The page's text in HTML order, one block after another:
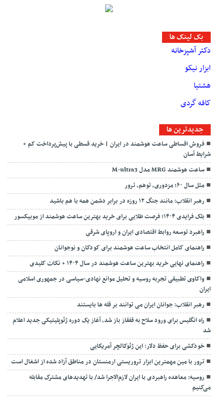
بک لینک ها
دکتر آشپزخانه
ابزار نیکو
هشتیا
کافه گردی
جديدترين ها
فروش اقساطی ساعت هوشمند در ایران | خرید قسطی با پیش‌پرداخت کم +
شرایط آسان
ساعت هوشمند MRG مدل M-ultra3
مثل سال ۶۰؛ مزدوری، توهم، ترور
رهبر انقلاب: مانند جنگ ۱۲ روزه در برابر دشمن همه با هم باشید
بلک فرایدی ۱۴۰۴؛ فرصت طلایی برای خرید بهترین ساعت هوشمند از موبیکسور
راهبرد توسعه روابط اقتصادی ایران و اروپای شرقی
راهنمای کامل انتخاب ساعت هوشمند برای کودکان و نوجوانان
راهنمای نهایی خرید بهترین ساعت هوشمند در سال ۱۴۰۴ + نکات کلیدی
واکاوی تطبیقی تجربه روسیه و تحلیل موانع نهادی-سیاسی در جمهوری اسلامی
ایران
رهبر انقلاب: جوانان ایران می توانند بر قله ها بایستند
راه انگلیس برای ورود سلاح به قفقاز باز شد، آغاز یک دوره ژئوپلیتیکی جدید اعلام
شد
خودکشی برای حفظ دلار: این ژئوکالچر آمریکایی
ترور با مین مهمترین ابزار تروریستی ارمنستان در مناطق آزاد شده از اشغال است
روسیه: معاهده راهبردی با ایران لازم‌الاجرا شد/ با تهدیدهای مشترک مقابله
می‌کنیم